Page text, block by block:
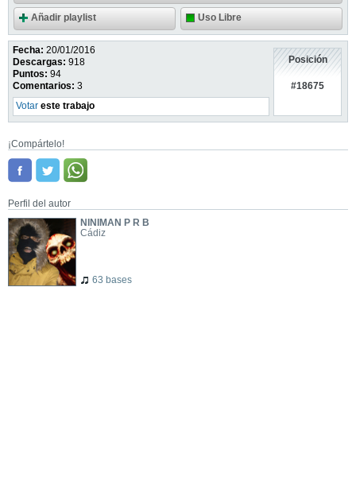
Añadir playlist Uso Libre
Fecha: 20/01/2016
Descargas: 918
Puntos: 94
Comentarios: 3
Votar este trabajo
Posición
#18675
¡Compártelo!
Perfil del autor
NINIMAN P R B
Cádiz
63 bases